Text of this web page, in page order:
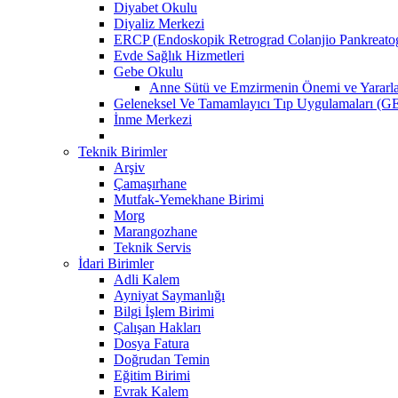
Diyabet Okulu
Diyaliz Merkezi
ERCP (Endoskopik Retrograd Colanjio
Evde Sağlık Hizmetleri
Gebe Okulu
Anne Sütü ve Emzirmenin Önemi ve
Geleneksel Ve Tamamlayıcı Tıp Uygulamaları
İnme Merkezi
Teknik Birimler
Arşiv
Çamaşırhane
Mutfak-Yemekhane Birimi
Morg
Marangozhane
Teknik Servis
İdari Birimler
Adli Kalem
Ayniyat Saymanlığı
Bilgi İşlem Birimi
Çalışan Hakları
Dosya Fatura
Doğrudan Temin
Eğitim Birimi
Evrak Kalem